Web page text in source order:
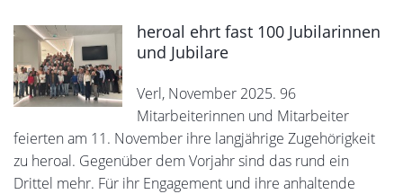
heroal ehrt fast 100 Jubilarinnen
und Jubilare
Verl, November 2025. 96
Mitarbeiterinnen und Mitarbeiter
feierten am 11. November ihre langjährige Zugehörigkeit
zu heroal. Gegenüber dem Vorjahr sind das rund ein
Drittel mehr. Für ihr Engagement und ihre anhaltende